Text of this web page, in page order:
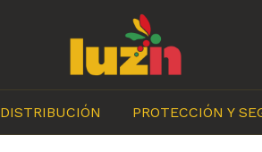
DISTRIBUCIÓN PROTECCIÓN Y